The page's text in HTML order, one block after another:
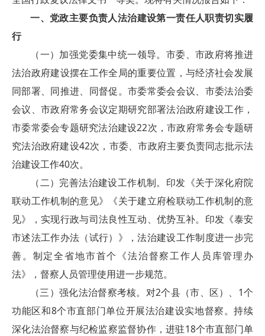
一、党政主要负责人法治建设第一责任人职责切实履
行
（一）加强党委集中统一领导。市委、市政府将推进
法治政府建设摆在工作全局的重要位置，与经济社会发展
同部署、同推进、同督促。市委常委会会议、市委法治委
会议、市政府常务会议定期研究部署法治政府建设工作，
市委常委会专题研究法治建设22次，市政府常务会专题研
究法治政府建设42次，市委、市政府主要负责同志批示法
治建设工作40次。
（二）完善法治建设工作机制。印发《关于深化府院
联动工作机制的意见》《关于建立府检联动工作机制的意
见》，实现行政与司法良性互动、优势互补。印发《泰安
市述法工作办法（试行）》，法治建设工作制度进一步完
善。制定全省地市首个《法治督察工作人员库管理办
法》，督察人员管理使用进一步规范。
（三）强化法治督察考核。对2个县（市、区）、1个
功能区和8个市直部门单位开展法治建设实地督察。持续
深化法治督察与纪检监察监督协作，进驻18个市直部门单